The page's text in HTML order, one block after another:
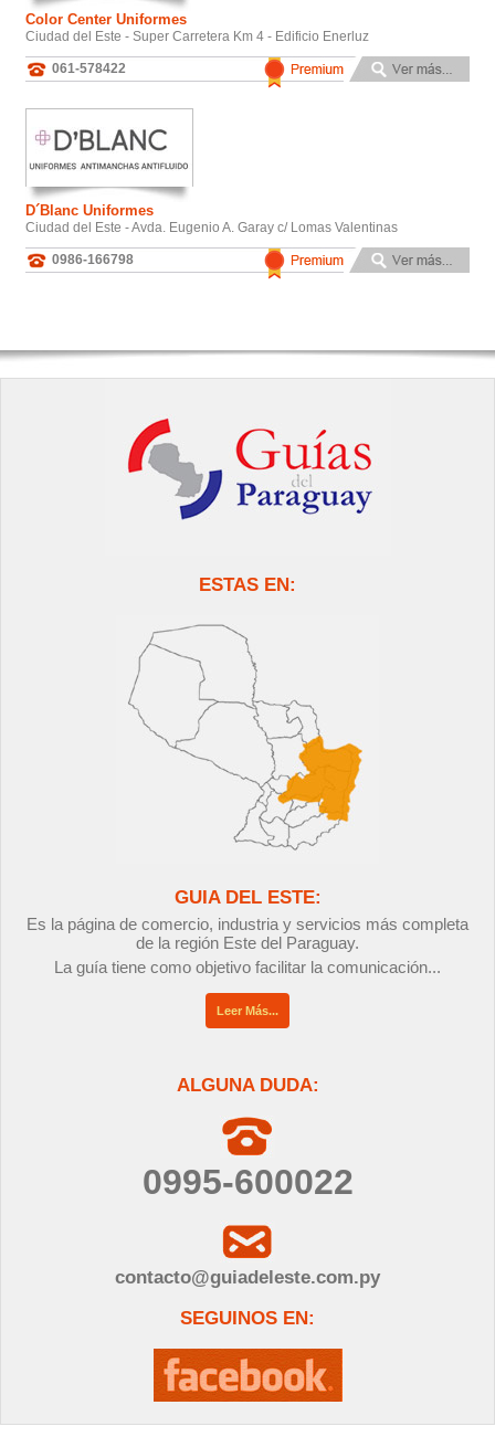
Color Center Uniformes
Ciudad del Este - Super Carretera Km 4 - Edificio Enerluz
061-578422
D´Blanc Uniformes
Ciudad del Este - Avda. Eugenio A. Garay c/ Lomas Valentinas
0986-166798
ESTAS EN:
GUIA DEL ESTE:
Es la página de comercio, industria y servicios más completa
de la región Este del Paraguay.
La guía tiene como objetivo facilitar la comunicación...
Leer Más...
ALGUNA DUDA:
0995-600022
contacto@guiadeleste.com.py
SEGUINOS EN: